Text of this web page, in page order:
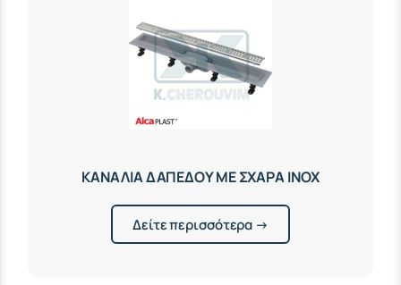
ΚΑΝΑΛΙΑ ΔΑΠΕΔΟΥ ΜΕ ΣΧΑΡΑ ΙΝΟΧ
Δείτε περισσότερα →